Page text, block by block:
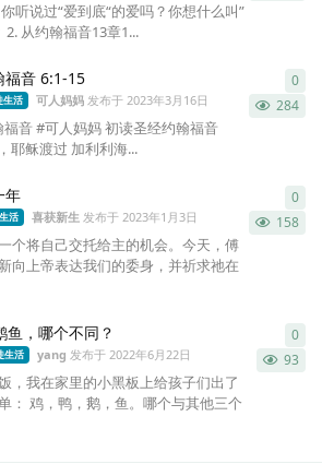
听说过“爱到底“的爱吗？你想什么叫”
2. 从约翰福音13章1...
福音 6:1-15
生活 可人妈妈发布于 2023年3月16日 284
音 #可人妈妈 初读圣经约翰福音
耶稣渡过 加利利海...
0
年
活 喜获新生发布于 2023年1月3日 158
个将自己交托给主的机会。今天，傅
向上帝表达我们的委身，并祈求祂在
0
，哪个不同？
生活 yang 发布于 2022年6月22日 93
，我在家里的小黑板上给孩子们出了
： 鸡，鸭，鹅，鱼。哪个与其他三个
0